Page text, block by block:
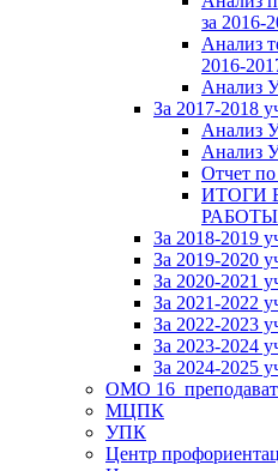
за 2016-
Анализ
2016-
Анализ
За 2017-2018
Анализ
Анализ
Отчет
ИТОГИ
РАБОТЫ
За 2018-2019
За 2019-2020
За 2020-2021
За 2021-2022
За 2022-2023
За 2023-2024
За 2024-2025
ОМО
МЦПК
УПК
Центр